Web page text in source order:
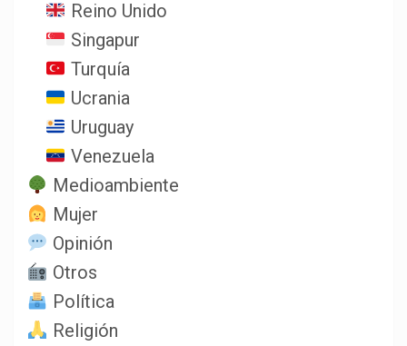
Reino Unido
Singapur
Turquía
Ucrania
Uruguay
Venezuela
Medioambiente
Mujer
Opinión
Otros
Política
Religión